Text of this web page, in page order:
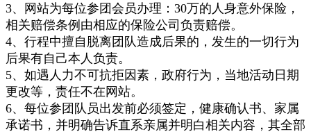
3、网站为每位参团会员办理：30万的人身意外保险，
相关赔偿条例由相应的保险公司负责赔偿。
4、行程中擅自脱离团队造成后果的，发生的一切行为
后果有自己本人负责。
5、如遇人力不可抗拒因素，政府行为，当地活动日期
更改等，责任不在网站。
6、每位参团队员出发前必须签定，健康确认书、家属
承诺书，并明确告诉直系亲属并明白相关内容，其全部